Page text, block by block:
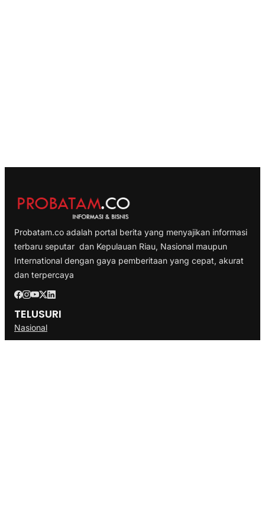
Probatam.co adalah portal berita yang menyajikan informasi
terbaru seputar dan Kepulauan Riau, Nasional maupun
International dengan gaya pemberitaan yang cepat, akurat
dan terpercaya
TELUSURI
Nasional